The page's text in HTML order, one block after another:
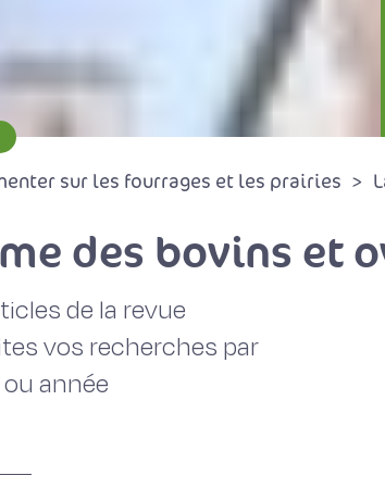
sur les fourrages et les prairies
des bovins et
de la revue
vos recherches par
année